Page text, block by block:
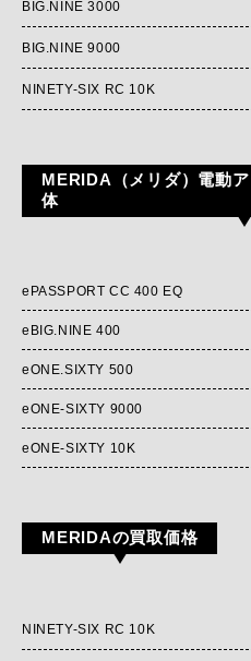
BIG.NINE 3000
BIG.NINE 9000
NINETY-SIX RC 10K
MERIDA（メリダ）電動
体
ePASSPORT CC 400 EQ
eBIG.NINE 400
eONE.SIXTY 500
eONE-SIXTY 9000
eONE-SIXTY 10K
MERIDAの買取価格
NINETY-SIX RC 10K